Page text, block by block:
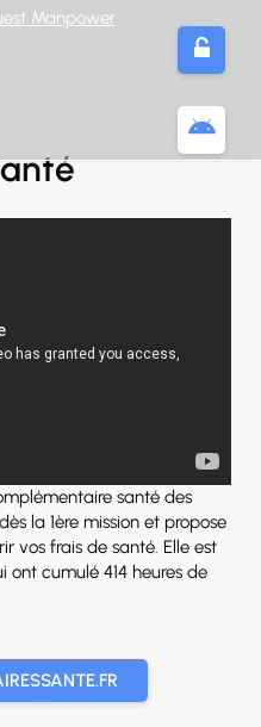
santé des
la 1ère mission et propose
vos frais de santé. Elle est
cumulé 414 heures de